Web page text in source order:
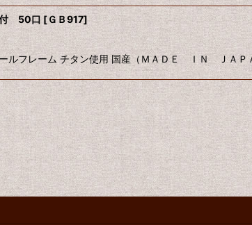
付 50口 [ＧＢ917]
フレーム チタン使用 国産（ＭＡＤＥ ＩＮ ＪＡＰ